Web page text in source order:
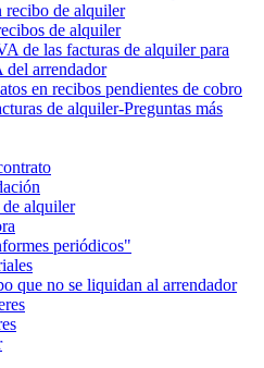
recibo de alquiler
de alquiler
de las facturas de alquiler para
del arrendador
en recibos pendientes de cobro
de alquiler‎-‎Preguntas más
alquiler
periódicos"
que no se liquidan al arrendador